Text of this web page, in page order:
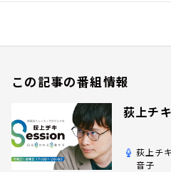
この記事の番組情報
荻上チ
荻上チ
音子